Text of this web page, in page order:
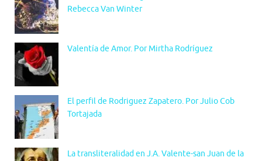
Rebecca Van Winter
Valentía de Amor. Por Mirtha Rodríguez
El perfil de Rodriguez Zapatero. Por Julio Cob
Tortajada
La transliteralidad en J.A. Valente-san Juan de la